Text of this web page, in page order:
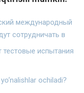
международный
сотрудничать в
тестовые испытания
ochiladi?